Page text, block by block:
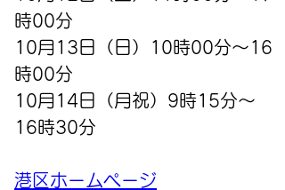
時00分
10月13日（日）10時00分～16
時00分
10月14日（月祝）9時15分～
16時30分
港区ホームページ